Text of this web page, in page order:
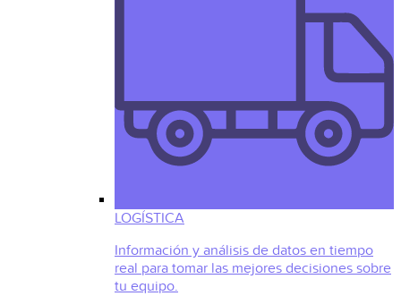
LOGÍSTICA
Información y análisis de datos en tiempo
real para tomar las mejores decisiones sobre
tu equipo.